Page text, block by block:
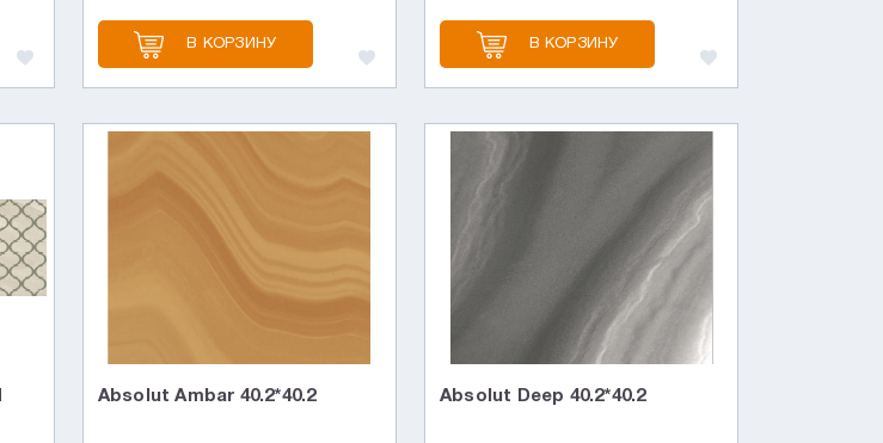
В КОРЗИНУ В КОРЗИНУ
Absolut Ambar 40.2*40.2 Absolut Deep 40.2*40.2